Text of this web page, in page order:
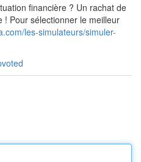
financière ? Un rachat de
! Pour sélectionner le meilleur
les-simulateurs/simuler-